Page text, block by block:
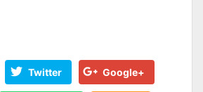
Twitter Google+